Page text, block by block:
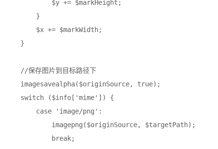
            $y += $markHeight;
        }
        $x += $markWidth;
    }
    //保存图片到目标路径下
    imagesavealpha($originSource, true);
    switch ($info['mime']) {
        case 'image/png':
            imagepng($originSource, $targetPath);
            break;